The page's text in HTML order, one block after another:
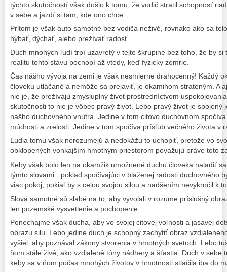
týchto skutočností však došlo k tomu, že vodič stratil schopnosť
v sebe a jazdí si tam, kde ono chce.
Pritom je však auto samotné bez vodiča neživé, rovnako ako sa
hýbať, dýchať, alebo prežívať radosť.
Duch mnohých ľudí trpí uzavretý v tejto škrupine bez toho, že by si
realitu tohto stavu pochopí až vtedy, keď fyzicky zomrie.
Čas nášho vývoja na zemi je však nesmierne drahocenný! Každý
človeku utláčané a nemôže sa prejaviť, je okamihom strateným. A
nie je, že prežívajú zmysluplný život prostredníctvom
skutočnosti to nie je vôbec pravý život. Lebo pravý život je spojený
nášho duchovného vnútra. Jedine v tom citovo duchovnom
múdrosti a zrelosti. Jedine v tom spočíva prísľub večného života v
Ľudia tomu však nerozumejú a nedokážu to uchopiť, pretože vo
obklopených vonkajším hmotným priestorom považujú práve toto
Keby však bolo len na okamžik umožnené duchu človeka naladiť
týmto slovami: „poklad spočívajúci v blaženej radosti duchovného
viac pokoj, pokiaľ by s celou svojou silou a nadšením nevykročil k
Slová samotné sú slabé na to, aby vyvolali v rozume príslušný
len pozemské vysvetlenie a pochopenie.
Ponechajme však ducha, aby vo svojej citovej voľnosti a jasavej
obrazu silu. Lebo jedine duch je schopný zachytiť obraz
vyšiel, aby poznával zákony stvorenia v hmotných svetoch. Lebo
ňom stále živé, ako vzdialené tóny nádhery a šťastia. Duch v sebe
keby sa v ňom počas mnohých životov v hmotnosti stlačila iba do